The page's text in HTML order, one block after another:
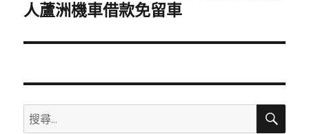
一
文
人蘆洲機車借款免留車
搜
搜